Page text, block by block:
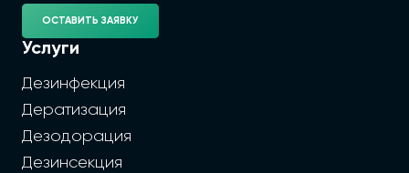
ОСТАВИТЬ ЗАЯВКУ
Услуги
Дезинфекция
Дератизация
Дезодорация
Дезинсекция